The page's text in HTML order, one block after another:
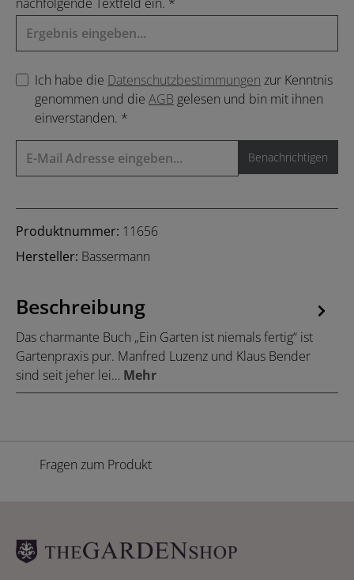
Ich habe die Datenschutzbestimmungen zur Kenntnis
genommen und die AGB gelesen und bin mit ihnen
einverstanden. *
Benachrichtigen
Produktnummer: 11656
Hersteller: Bassermann
Beschreibung
Das charmante Buch „Ein Garten ist niemals fertig“ ist
Gartenpraxis pur. Manfred Luzenz und Klaus Bender
sind seit jeher lei… Mehr
Fragen zum Produkt